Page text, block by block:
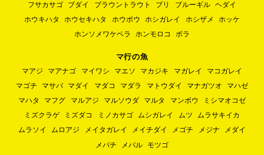
フサカサゴ
ブダイ ブラウントラウト ブリ ブルーギル
ヘダイ
ホウキハタ
ホウセキハタ ホウボウ ホシガレイ ホシザメ
ホッケ
ホンソメワケベラ
ホンモロコ ボラ
マ行の魚
マアジ マアナゴ マイワシ マエソ マカジキ マガレイ
マコガレイ
マゴチ
マサバ マダイ マダコ マダラ マトウダイ マナガツオ
マハゼ
マハタ
マフグ マルアジ マルソウダ マルタ マンボウ
ミシマオコゼ
ミズクラゲ
ミズダコ ミノカサゴ ムシガレイ ムツ
ムラサキイカ
ムラソイ
ムロアジ メイタガレイ メイチダイ メゴチ メジナ
メダイ
メバチ
メバル モツゴ